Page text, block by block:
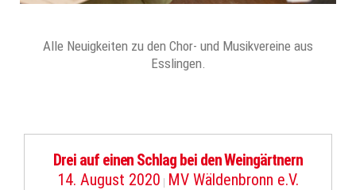
Alle Neuigkeiten zu den Chor- und Musikvereine aus
Esslingen.
Drei auf einen Schlag bei den Weingärtnern
14. August 2020 | MV Wäldenbronn e.V.